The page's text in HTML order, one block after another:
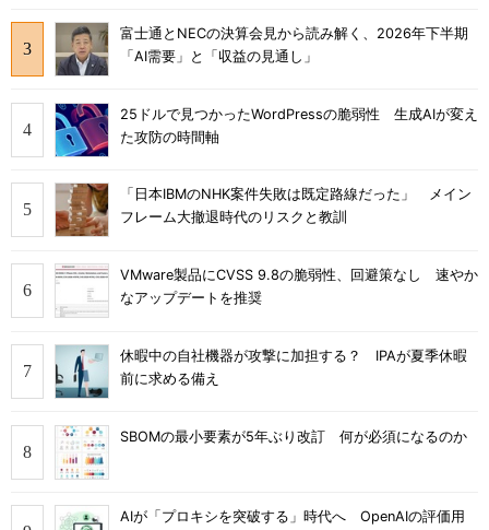
富士通とNECの決算会見から読み解く、2026年下半期
「AI需要」と「収益の見通し」
25ドルで見つかったWordPressの脆弱性 生成AIが変え
た攻防の時間軸
「日本IBMのNHK案件失敗は既定路線だった」 メイン
フレーム大撤退時代のリスクと教訓
VMware製品にCVSS 9.8の脆弱性、回避策なし 速やか
なアップデートを推奨
休暇中の自社機器が攻撃に加担する？ IPAが夏季休暇
前に求める備え
SBOMの最小要素が5年ぶり改訂 何が必須になるのか
AIが「プロキシを突破する」時代へ OpenAIの評価用